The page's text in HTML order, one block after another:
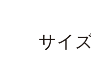
サイ